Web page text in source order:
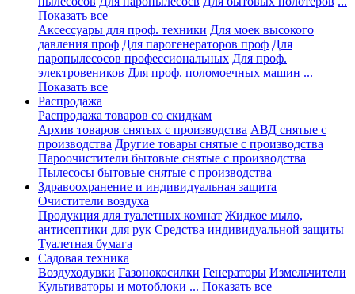
Показать все
Аксессуары для проф. техники Для моек высокого
давления проф Для парогенераторов проф Для
паропылесосов профессиональных Для проф.
электровеников Для проф. поломоечных машин ...
Показать все
Распродажа
Распродажа товаров со скидкам
Архив товаров снятых с производства АВД снятые с
производства Другие товары снятые с производства
Пароочистители бытовые снятые с производства
Пылесосы бытовые снятые с производства
Здравоохранение и индивидуальная защита
Очистители воздуха
Продукция для туалетных комнат Жидкое мыло,
антисептики для рук Средства индивидуальной защиты
Туалетная бумага
Садовая техника
Воздуходувки Газонокосилки Генераторы Измельчители
Культиваторы и мотоблоки ... Показать все